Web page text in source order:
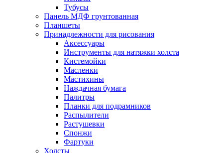
Тубусы
Панель МДФ грунтованная
Планшеты
Принадлежности для рисования
Аксессуары
Инструменты для натяжки холста
Кистемойки
Масленки
Мастихины
Наждачная бумага
Палитры
Планки для подрамников
Распылители
Растушевки
Спонжи
Фартуки
Холсты